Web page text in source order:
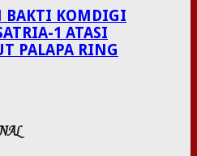
BAKTI KOMDIGI
1 ATASI
PALAPA RING